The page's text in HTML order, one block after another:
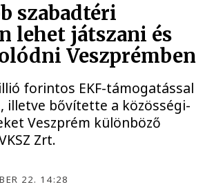
szabadtéri
lehet játszani és
Veszprémben
forintos EKF-támogatással
illetve bővítette a közösségi-
Veszprém különböző
Zrt.
22. 14:28